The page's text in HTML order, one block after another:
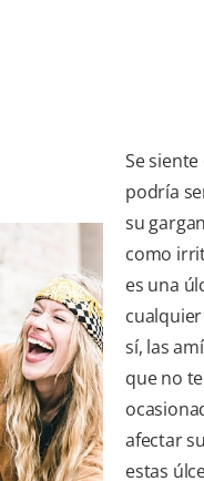
Se
podría
su
como
es una
sí, las
que no
afectar
estas